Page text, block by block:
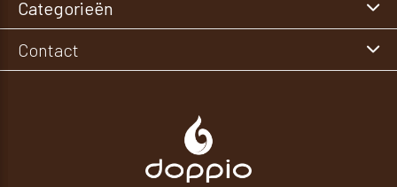
Categorieën
Contact